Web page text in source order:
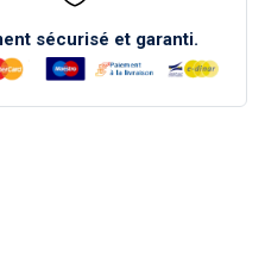
sécurisé et garanti.